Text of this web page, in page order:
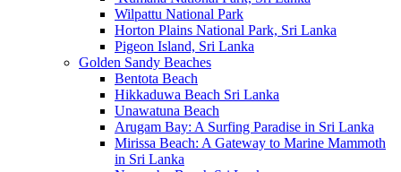
Wilpattu National Park
Horton Plains National Park, Sri Lanka
Pigeon Island, Sri Lanka
Golden Sandy Beaches
Bentota Beach
Hikkaduwa Beach Sri Lanka
Unawatuna Beach
Arugam Bay: A Surfing Paradise in Sri Lanka
Mirissa Beach: A Gateway to Marine Mammoth
in Sri Lanka